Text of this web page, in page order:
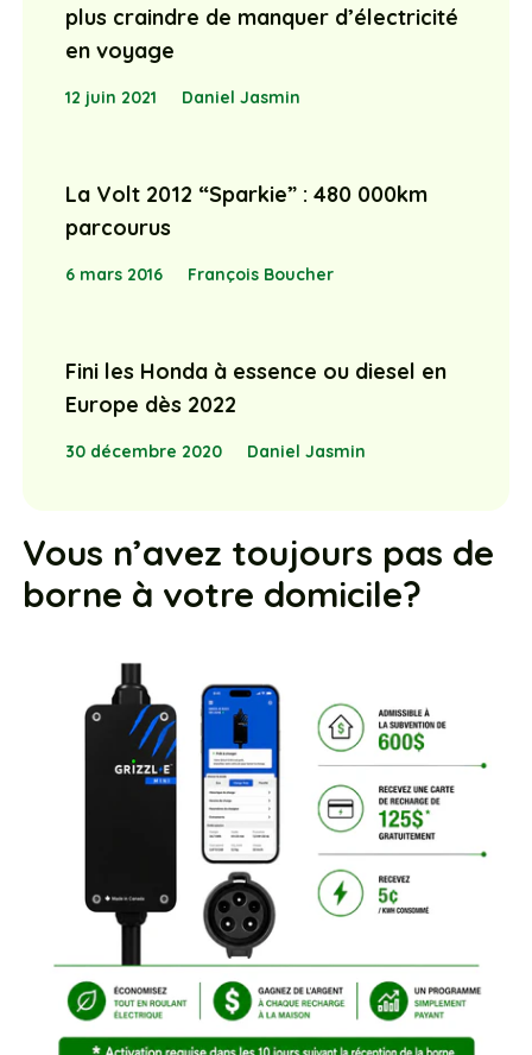
plus craindre de manquer d’électricité
en voyage
12 juin 2021 Daniel Jasmin
La Volt 2012 “Sparkie” : 480 000km
parcourus
6 mars 2016 François Boucher
Fini les Honda à essence ou diesel en
Europe dès 2022
30 décembre 2020 Daniel Jasmin
Vous n’avez toujours pas de
borne à votre domicile?